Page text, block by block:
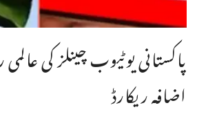
پاکستانی یوٹیوب چینلز کی
اضافہ ریکارڈ